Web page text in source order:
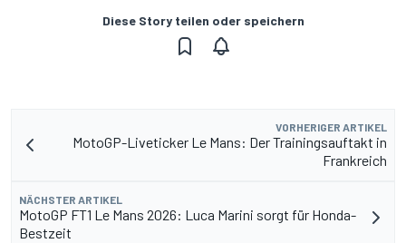
Diese Story teilen oder speichern
VORHERIGER ARTIKEL
MotoGP-Liveticker Le Mans: Der Trainingsauftakt in
Frankreich
NÄCHSTER ARTIKEL
MotoGP FT1 Le Mans 2026: Luca Marini sorgt für Honda-
Bestzeit